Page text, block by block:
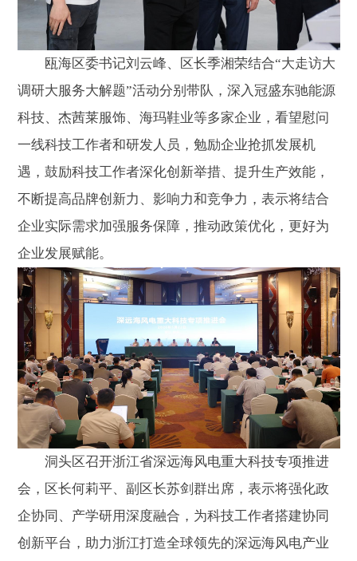
瓯海区委书记刘云峰、区长季湘荣结合“大走访大
调研大服务大解题”活动分别带队，深入冠盛东驰能源
科技、杰茜莱服饰、海玛鞋业等多家企业，看望慰问
一线科技工作者和研发人员，勉励企业抢抓发展机
遇，鼓励科技工作者深化创新举措、提升生产效能，
不断提高品牌创新力、影响力和竞争力，表示将结合
企业实际需求加强服务保障，推动政策优化，更好为
企业发展赋能。
洞头区召开浙江省深远海风电重大科技专项推进
会，区长何莉平、副区长苏剑群出席，表示将强化政
企协同、产学研用深度融合，为科技工作者搭建协同
创新平台，助力浙江打造全球领先的深远海风电产业